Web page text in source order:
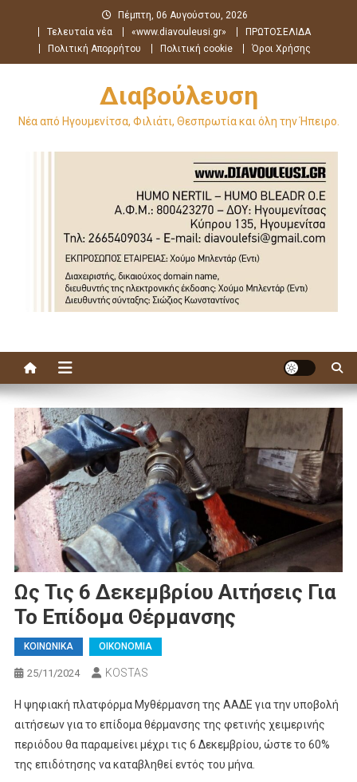
περιεχόμενο
Πέμπτη, 06 Αυγούστου, 2026
Τελευταία νέα
«www.diavouleusi.gr»
ΠΡΩΤΟΣΕΛΙΔΑ
Πολιτική Απορρήτου
Πολιτική cookie Όροι Χρήσης
Διαβούλευση
Νέα από Ηγουμενίτσα, Φιλιάτι, Θεσπρωτία και όλη την Ήπειρο.
Ως Τις 6 Δεκεμβρίου Αιτήσεις Για
Το Επίδομα Θέρμανσης
ΚΟΙΝΩΝΙΚΑ ΟΙΚΟΝΟΜΙΑ
25/11/2024 KOSTAS
Η ψηφιακή πλατφόρμα Myθέρμανση της ΑΑΔΕ για την υποβολή
αιτήσεων για το επίδομα θέρμανσης της φετινής χειμερινής
περιόδου θα παραμείνει μέχρι τις 6 Δεκεμβρίου, ώστε το 60%
της επιδότησης να καταβληθεί εντός του μήνα.